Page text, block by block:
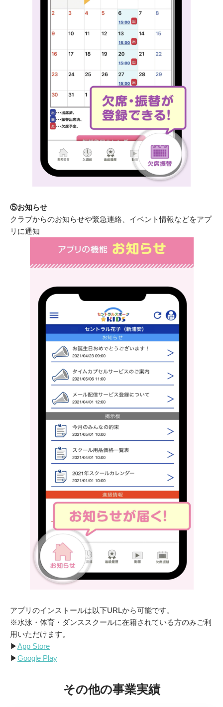
⑤お知らせ
クラブからのお知らせや緊急連絡、イベント情報などをアプ
リに通知
アプリのインストールは以下URLから可能です。
※水泳・体育・ダンススクールに在籍されている方のみご利
用いただけます。
▶︎App Store
▶︎Google Play
その他の事業実績